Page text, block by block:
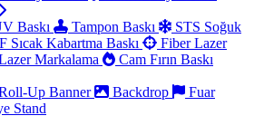
Baskı Tampon Baskı
STS Soğuk
Sıcak Kabartma Baskı
Fiber Lazer
Markalama
Cam Fırın Baskı
Up Banner Backdrop
Fuar
Stand